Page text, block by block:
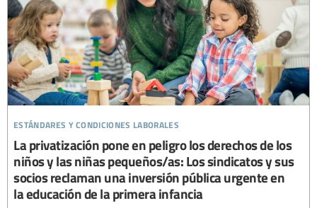
estándares y condiciones laborales
La privatización pone en peligro los derechos de los
niños y las niñas pequeños/as: Los sindicatos y sus
socios reclaman una inversión pública urgente en
la educación de la primera infancia